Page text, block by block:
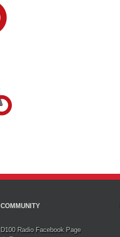
COMMUNITY
D100 Radio Facebook Page